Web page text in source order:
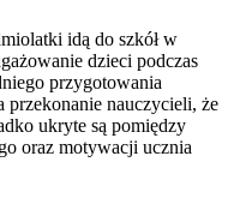
idą do szkół w
dzieci podczas
przygotowania
przekonanie nauczycieli, że
ukryte są pomiędzy
oraz motywacji ucznia